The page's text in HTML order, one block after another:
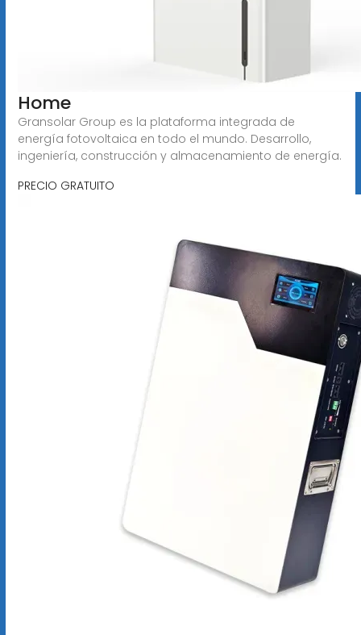
Home
Gransolar Group es la plataforma integrada de
energía fotovoltaica en todo el mundo. Desarrollo,
ingeniería, construcción y almacenamiento de energía.
PRECIO GRATUITO